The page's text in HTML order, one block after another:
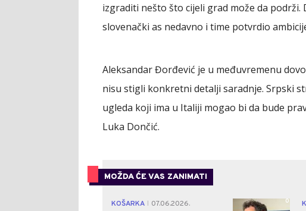
izgraditi nešto što cijeli grad može da
slovenački as nedavno i time potvrdio
Aleksandar Đorđević je u međuvremenu
nisu stigli konkretni detalji saradnje. Srpski
ugleda koji ima u Italiji mogao bi da bude
Luka Dončić.
MOŽDA ĆE VAS ZANIMATI
KOŠARKA
07.06.2026.
0